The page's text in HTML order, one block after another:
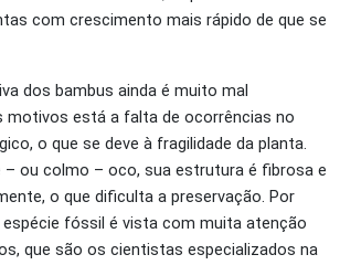
com crescimento mais rápido de que se
dos bambus ainda é muito mal
motivos está a falta de ocorrências no
o que se deve à fragilidade da planta.
– ou colmo – oco, sua estrutura é fibrosa e
o que dificulta a preservação. Por
espécie fóssil é vista com muita atenção
que são os cientistas especializados na